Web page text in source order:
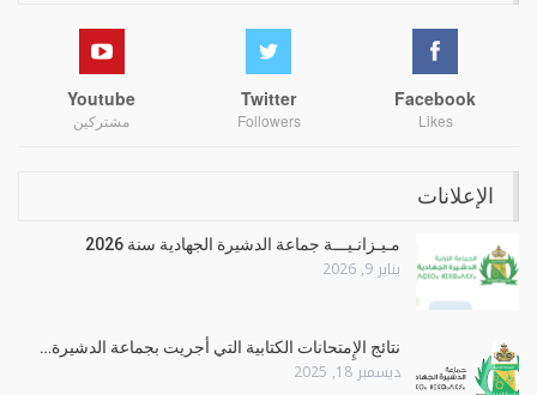
Facebook
Likes
Twitter
Followers
Youtube
مشتركين
الإعلانات
مـيـزانـيـــة جماعة الدشيرة الجهادية سنة 2026
يناير 9, 2026
نتائج الإِمتحانات الكتابية التي أجريت بجماعة الدشيرة…
ديسمبر 18, 2025